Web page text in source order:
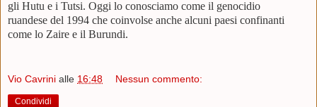
gli Hutu e i Tutsi. Oggi lo conosciamo come il genocidio
ruandese del 1994 che coinvolse anche alcuni paesi confinanti
come lo Zaire e il Burundi.
Vio Cavrini alle 16:48 Nessun commento:
Condividi